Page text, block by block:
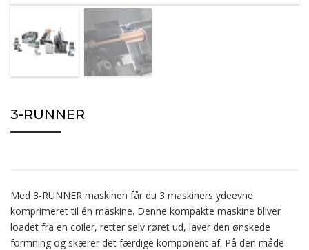
3-RUNNER
Med 3-RUNNER maskinen får du 3 maskiners ydeevne
komprimeret til én maskine. Denne kompakte maskine bliver
loadet fra en coiler, retter selv røret ud, laver den ønskede
formning og skærer det færdige komponent af. På den måde